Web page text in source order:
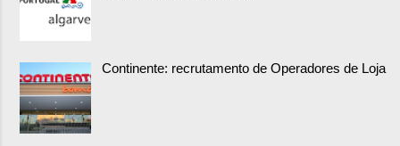
Continente: recrutamento de Operadores de Loja